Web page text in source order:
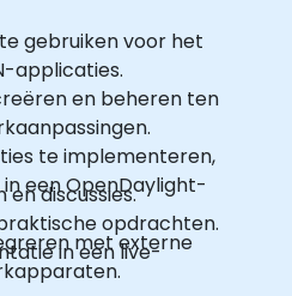
gebruiken voor het
applicaties.
en beheren ten
te implementeren,
een OpenDaylight-
met externe
discussies.
opdrachten.
in een live-